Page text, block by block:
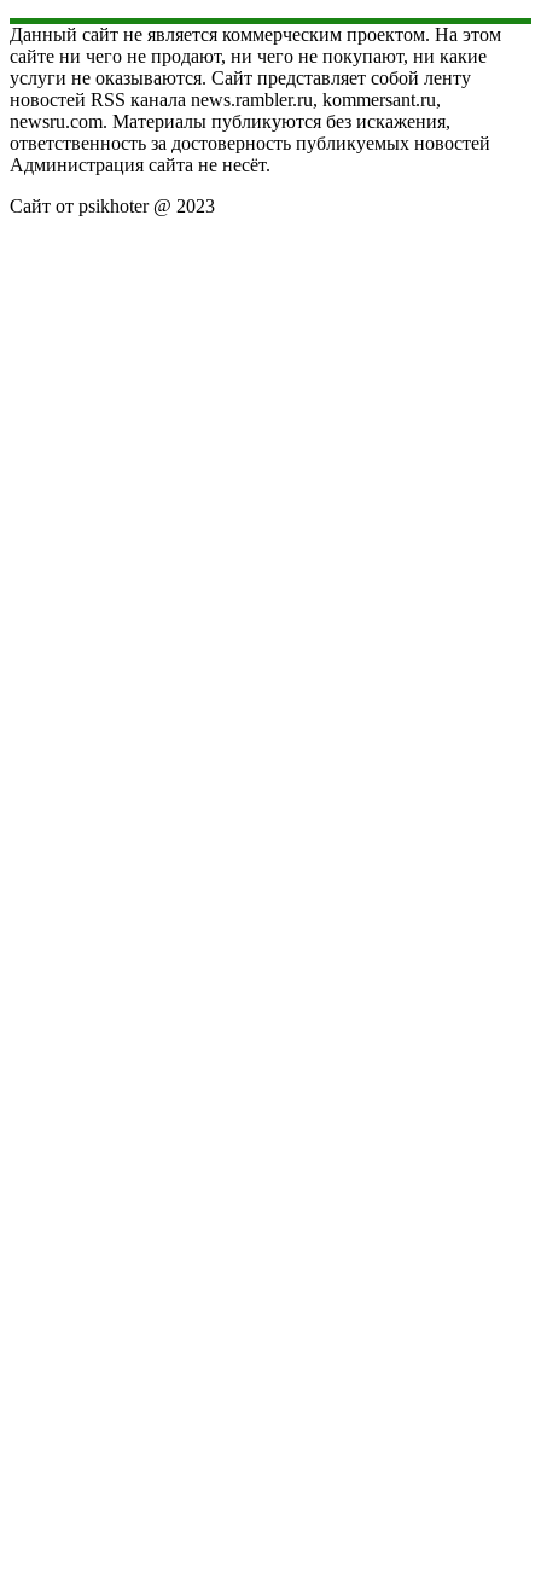
Данный сайт не является коммерческим проектом. На этом
сайте ни чего не продают, ни чего не покупают, ни какие
услуги не оказываются. Сайт представляет собой ленту
новостей RSS канала news.rambler.ru, kommersant.ru,
newsru.com. Материалы публикуются без искажения,
ответственность за достоверность публикуемых новостей
Администрация сайта не несёт.
Сайт от psikhoter @ 2023